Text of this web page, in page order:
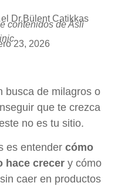
Dr.Bülent Catikkas
contenidos de Asli
23, 2026
busca de milagros o
que te crezca
no es tu sitio.
es entender cómo
hace crecer y cómo
caer en productos